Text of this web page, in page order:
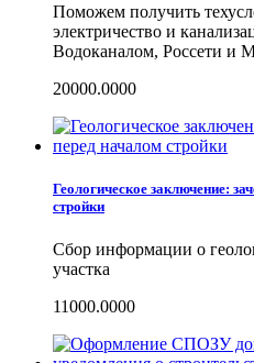
Поможем получить
электричество и
Водоканалом, Россети и
20000.0000
Геологическое заключение:
стройки
Сбор информации о
участка
11000.0000